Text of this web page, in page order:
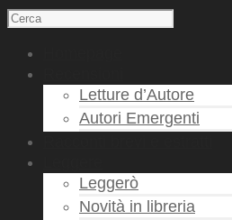
Letture d’Autore
Autori Emergenti
Leggerò
Novità in libreria